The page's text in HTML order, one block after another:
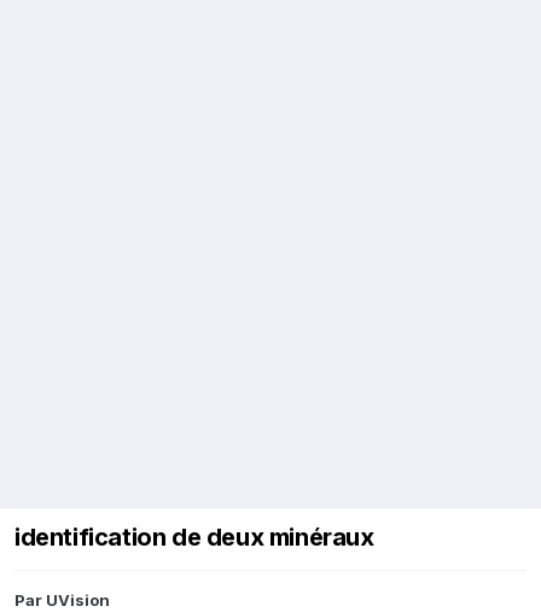
identification de deux minéraux
Par UVision